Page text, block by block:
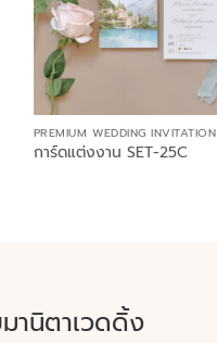
PREMIUM WEDDING INVITATION
การ์ดแต่งงาน SET-25C
านิตาเวดดิ้ง